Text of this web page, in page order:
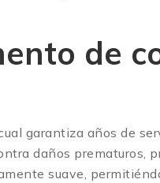
de
garantiza años de
daños prematuros,
suave,